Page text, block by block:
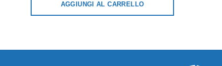
AGGIUNGI AL CARRELLO